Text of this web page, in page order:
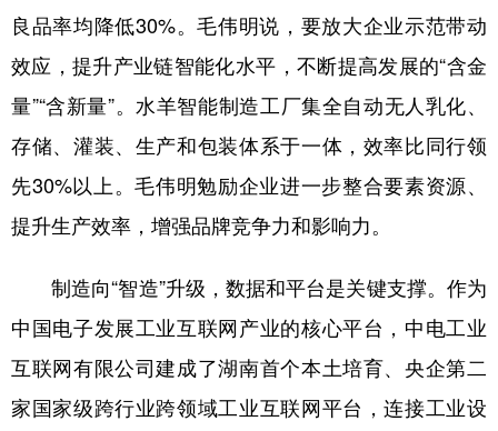
陕西 甘肃 青海 宁夏
新疆 内蒙古 黑龙江
多语种频道
English Español Français
Русский язык 日本語 한국어
Deutsch Português
良品率均降低30%。毛伟明说，要放大企业示范带动
效应，提升产业链智能化水平，不断提高发展的“含金
量”“含新量”。水羊智能制造工厂集全自动无人乳化、
存储、灌装、生产和包装体系于一体，效率比同行领
先30%以上。毛伟明勉励企业进一步整合要素资源、
提升生产效率，增强品牌竞争力和影响力。
制造向“智造”升级，数据和平台是关键支撑。作为
中国电子发展工业互联网产业的核心平台，中电工业
互联网有限公司建成了湖南首个本土培育、央企第二
家国家级跨行业跨领域工业互联网平台，连接工业设